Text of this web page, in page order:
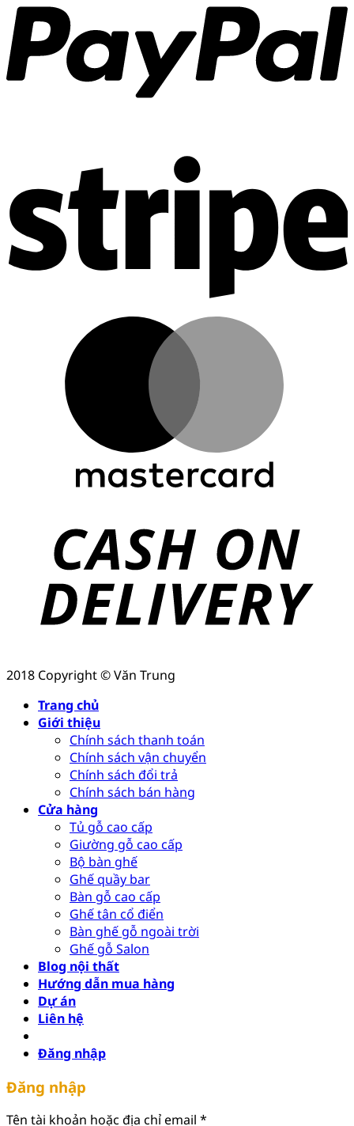
2018 Copyright © Văn Trung
Trang chủ
Giới thiệu
Chính sách thanh toán
Chính sách vận chuyển
Chính sách đổi trả
Chính sách bán hàng
Cửa hàng
Tủ gỗ cao cấp
Giường gỗ cao cấp
Bộ bàn ghế
Ghế quầy bar
Bàn gỗ cao cấp
Ghế tân cổ điển
Bàn ghế gỗ ngoài trời
Ghế gỗ Salon
Blog nội thất
Hướng dẫn mua hàng
Dự án
Liên hệ
Đăng nhập
Đăng nhập
Tên tài khoản hoặc địa chỉ email *